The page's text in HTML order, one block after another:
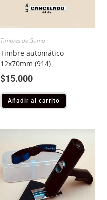
Timbres de Goma
Timbre automático
12x70mm (914)
$15.000
Añadir al carrito